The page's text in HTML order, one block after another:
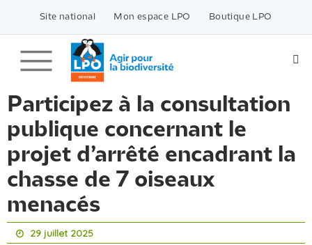
contenu
Site national Mon espace LPO Boutique LPO
Participez à la consultation
publique concernant le
projet d’arrêté encadrant la
chasse de 7 oiseaux
menacés
29 juillet 2025